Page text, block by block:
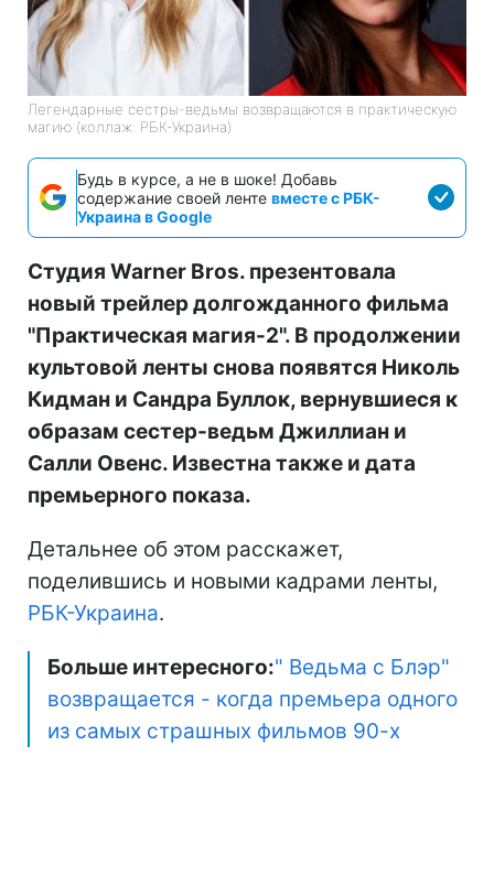
Легендарные сестры-ведьмы возвращаются в практическую
магию (коллаж: РБК-Украина)
Будь в курсе, а не в шоке! Добавь
содержание своей ленте вместе с РБК-
Украина в Google
Студия Warner Bros. презентовала
новый трейлер долгожданного фильма
"Практическая магия-2". В продолжении
культовой ленты снова появятся Николь
Кидман и Сандра Буллок, вернувшиеся к
образам сестер-ведьм Джиллиан и
Салли Овенс. Известна также и дата
премьерного показа.
Детальнее об этом расскажет,
поделившись и новыми кадрами ленты,
РБК-Украина.
Больше интересного:" Ведьма с Блэр"
возвращается - когда премьера одного
из самых страшных фильмов 90-х